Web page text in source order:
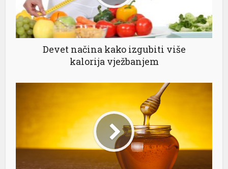
Devet načina kako izgubiti više
kalorija vježbanjem